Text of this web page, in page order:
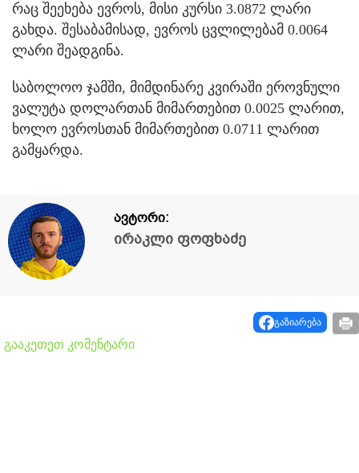
რაც შეეხება ევროს, მისი კურსი 3.0872 ლარი
გახდა. შესაბამისად, ევროს ცვლილებამ 0.0064
ლარი შეადგინა.
საბოლოო ჯამში, მიმდინარე კვირაში ეროვნული
ვალუტა დოლართან მიმართებით 0.0025 ლარით,
ხოლო ევროსთან მიმართებით 0.0711 ლარით
გამყარდა.
ავტორი:
ირაკლი ფოფხაძე
გაზიარება
გააკეთეთ კომენტარი